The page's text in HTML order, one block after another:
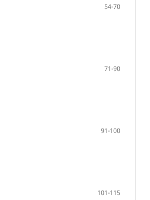
54-70
71-90
91-100
101-115